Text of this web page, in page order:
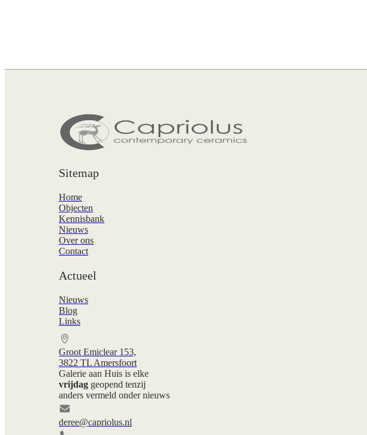
Sitemap
Home
Objecten
Kennisbank
Nieuws
Over ons
Contact
Actueel
Nieuws
Blog
Links
Groot Emiclear 153,
3822 TL Amersfoort
Galerie aan Huis is elke
vrijdag geopend tenzij
anders vermeld onder nieuws
deree@capriolus.nl